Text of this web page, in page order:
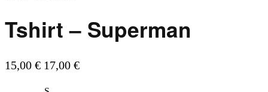
Tshirt – Superman
15,00 € 17,00 €